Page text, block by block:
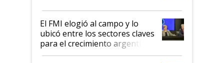
de Milei
El FMI elogió al campo y lo
ubicó entre los sectores claves
para el crecimiento argentino